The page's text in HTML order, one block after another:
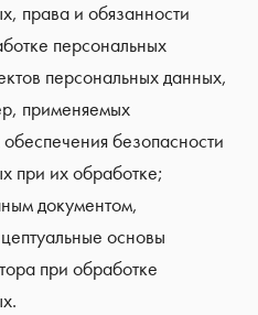
права и обязанности
персональных
персональных данных,
применяемых
безопасности
при их обработке;
документом,
основы
при обработке